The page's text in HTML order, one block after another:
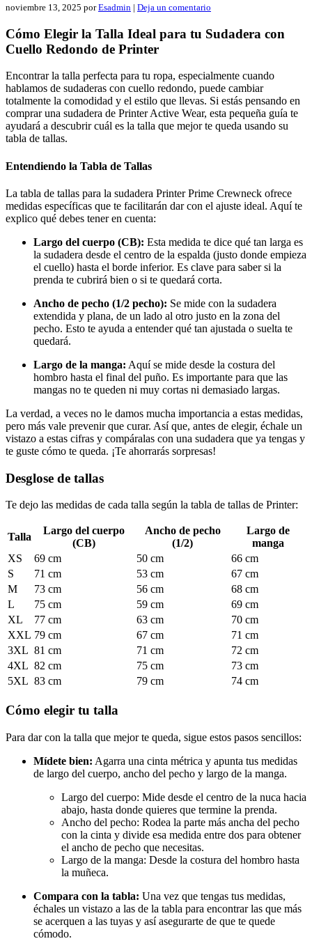
noviembre 13, 2025 porEsadmin | Deja un comentario
Cómo Elegir la Talla Ideal para tu Sudadera con
Cuello Redondo de Printer
Encontrar la talla perfecta para tu ropa, especialmente cuando
hablamos de sudaderas con cuello redondo, puede cambiar
totalmente la comodidad y el estilo que llevas. Si estás pensando en
comprar una sudadera de Printer Active Wear, esta pequeña guía te
ayudará a descubrir cuál es la talla que mejor te queda usando su
tabla de tallas.
Entendiendo la Tabla de Tallas
La tabla de tallas para la sudadera Printer Prime Crewneck ofrece
medidas específicas que te facilitarán dar con el ajuste ideal. Aquí te
explico qué debes tener en cuenta:
Largo del cuerpo (CB): Esta medida te dice qué tan larga es
la sudadera desde el centro de la espalda (justo donde empieza
el cuello) hasta el borde inferior. Es clave para saber si la
prenda te cubrirá bien o si te quedará corta.
Ancho de pecho (1/2 pecho): Se mide con la sudadera
extendida y plana, de un lado al otro justo en la zona del
pecho. Esto te ayuda a entender qué tan ajustada o suelta te
quedará.
Largo de la manga: Aquí se mide desde la costura del
hombro hasta el final del puño. Es importante para que las
mangas no te queden ni muy cortas ni demasiado largas.
La verdad, a veces no le damos mucha importancia a estas medidas,
pero más vale prevenir que curar. Así que, antes de elegir, échale un
vistazo a estas cifras y compáralas con una sudadera que ya tengas y
te guste cómo te queda. ¡Te ahorrarás sorpresas!
Desglose de tallas
Te dejo las medidas de cada talla según la tabla de tallas de Printer:
Talla
Largo del cuerpo
(CB)
Ancho de pecho
(1/2)
Largo de
manga
XS
69 cm 50 cm
66 cm
S
71 cm 53 cm
67 cm
M
73 cm 56 cm
68 cm
L
75 cm 59 cm
69 cm
XL
77 cm 63 cm
70 cm
XXL 79 cm 67 cm
71 cm
3XL 81 cm 71 cm
72 cm
4XL 82 cm 75 cm
73 cm
5XL 83 cm 79 cm 74 cm
Cómo elegir tu talla
Para dar con la talla que mejor te queda, sigue estos pasos sencillos:
Mídete bien: Agarra una cinta métrica y apunta tus medidas
de largo del cuerpo, ancho del pecho y largo de la manga.
Largo del cuerpo: Mide desde el centro de la nuca hacia
abajo, hasta donde quieres que termine la prenda.
Ancho del pecho: Rodea la parte más ancha del pecho
con la cinta y divide esa medida entre dos para obtener
el ancho de pecho que necesitas.
Largo de la manga: Desde la costura del hombro hasta
la muñeca.
Compara con la tabla: Una vez que tengas tus medidas,
échales un vistazo a las de la tabla para encontrar las que más
se acerquen a las tuyas y así asegurarte de que te quede
cómodo.